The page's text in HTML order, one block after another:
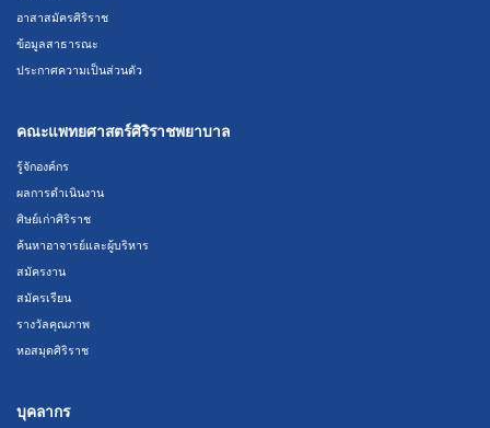
อาสาสมัครศิริราช
ข้อมูลสาธารณะ
ประกาศความเป็นส่วนตัว
คณะแพทยศาสตร์ศิริราชพยาบาล
รู้จักองค์กร
ผลการดำเนินงาน
ศิษย์เก่าศิริราช
ค้นหาอาจารย์และผู้บริหาร
สมัครงาน
สมัครเรียน
รางวัลคุณภาพ
หอสมุดศิริราช
บุคลากร